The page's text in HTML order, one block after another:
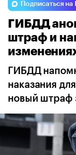
Voyah
Подписаться
ГИБДД
штраф и
ГИБДД
наказания
новый штраф